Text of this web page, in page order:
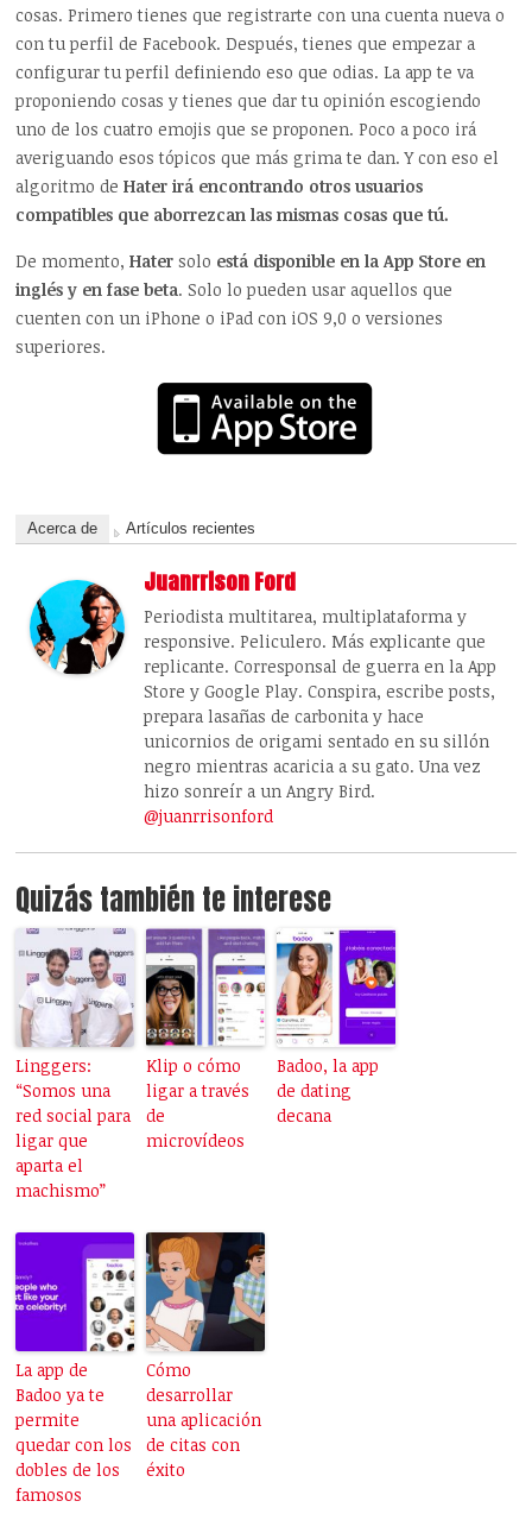
cosas. Primero tienes que registrarte con una cuenta nueva o
con tu perfil de Facebook. Después, tienes que empezar a
configurar tu perfil definiendo eso que odias. La app te va
proponiendo cosas y tienes que dar tu opinión escogiendo
uno de los cuatro emojis que se proponen. Poco a poco irá
averiguando esos tópicos que más grima te dan. Y con eso el
algoritmo deHater irá encontrando otros usuarios
compatibles que aborrezcan las mismas cosas que tú.
De momento,Hater solo está disponible en la App Store en
inglés y en fase beta. Solo lo pueden usar aquellos que
cuenten con un iPhone o iPad con iOS 9,0 o versiones
superiores.
Acerca de Artículos recientes
Juanrrison Ford
Periodista multitarea, multiplataforma y
responsive. Peliculero. Más explicante que
replicante. Corresponsal de guerra en la App
Store y Google Play. Conspira, escribe posts,
prepara lasañas de carbonita y hace
unicornios de origami sentado en su sillón
negro mientras acaricia a su gato. Una vez
hizo sonreír a un Angry Bird.
@juanrrisonford
Quizás también te interese
Linggers:
“Somos una
red social para
ligar que
aparta el
machismo”
Klip o cómo
ligar a través
de
microvídeos
Badoo, la app
de dating
decana
La app de
Badoo ya te
permite
quedar con los
dobles de los
famosos
Cómo
desarrollar
una aplicación
de citas con
éxito